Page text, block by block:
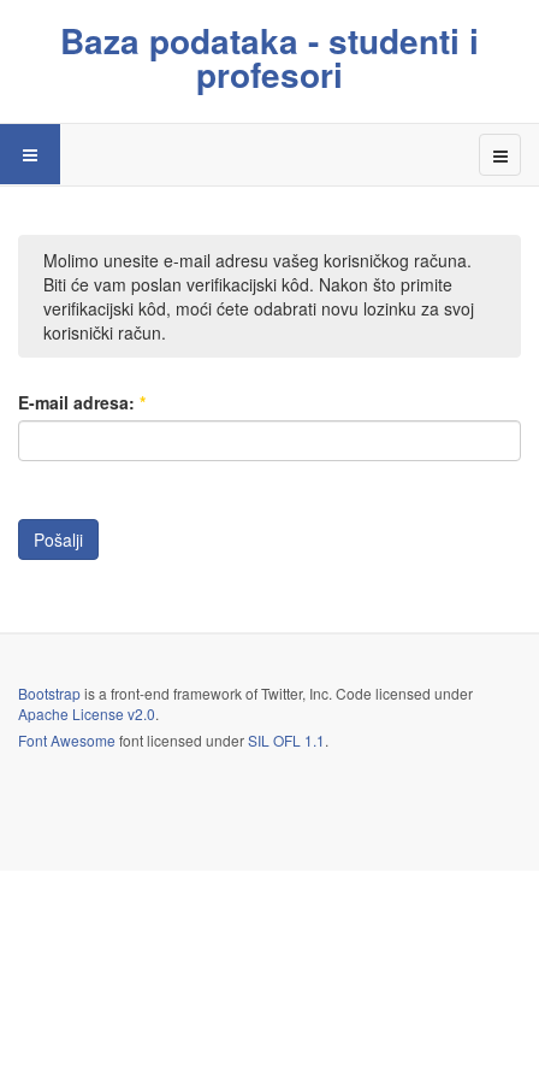
Baza podataka - studenti i
profesori
Molimo unesite e-mail adresu vašeg korisničkog računa.
Biti će vam poslan verifikacijski kôd. Nakon što primite
verifikacijski kôd, moći ćete odabrati novu lozinku za svoj
korisnički račun.
E-mail adresa: *
Pošalji
Bootstrapis a front-end framework of Twitter, Inc. Code licensed under
Apache License v2.0.
Font Awesome font licensed underSIL OFL 1.1.